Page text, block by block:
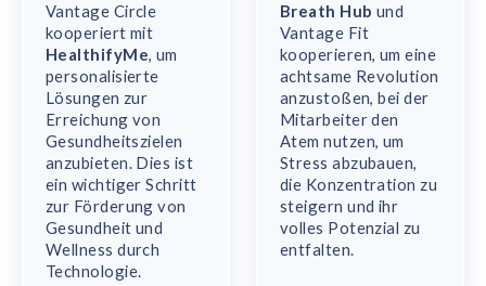
Vantage Circle
kooperiert mit
HealthifyMe, um
personalisierte
Lösungen zur
Erreichung von
Gesundheitszielen
anzubieten. Dies ist
ein wichtiger Schritt
zur Förderung von
Gesundheit und
Wellness durch
Technologie.
Breath Hub und
Vantage Fit
kooperieren, um eine
achtsame Revolution
anzustoßen, bei der
Mitarbeiter den
Atem nutzen, um
Stress abzubauen,
die Konzentration zu
steigern und ihr
volles Potenzial zu
entfalten.